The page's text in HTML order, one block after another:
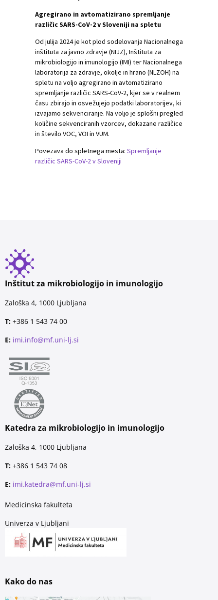
Agregirano in avtomatizirano spremljanje
različic SARS-CoV-2 v Sloveniji na spletu
Od julija 2024 je kot plod sodelovanja Nacionalnega
inštituta za javno zdravje (NIJZ), Inštituta za
mikrobiologijo in imunologijo (IMI) ter Nacionalnega
laboratorija za zdravje, okolje in hrano (NLZOH) na
spletu na voljo agregirano in avtomatizirano
spremljanje različic SARS-CoV-2, kjer se v realnem
času zbirajo in osvežujejo podatki laboratorijev, ki
izvajamo sekvenciranje. Na voljo je splošni pregled
količine sekvenciranih vzorcev, dokazane različice
in število VOC, VOI in VUM.
Povezava do spletnega mesta: Spremljanje
različic SARS-CoV-2 v Sloveniji
Inštitut za mikrobiologijo in imunologijo
Zaloška 4, 1000 Ljubljana
T: +386 1 543 74 00
E: imi.info@mf.uni-lj.si
Katedra za mikrobiologijo in imunologijo
Zaloška 4, 1000 Ljubljana
T: +386 1 543 74 08
E: imi.katedra@mf.uni-lj.si
Medicinska fakulteta
Univerza v Ljubljani
Kako do nas